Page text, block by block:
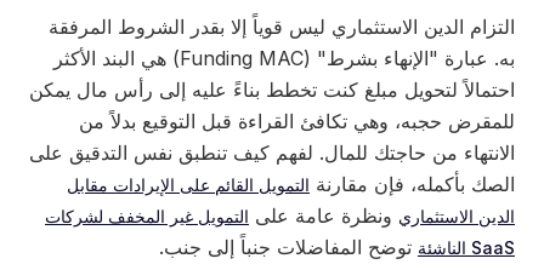
التزام الدين الاستثماري ليس قوياً إلا بقدر الشروط المرفقة
به. عبارة "الإنهاء بشرط" (Funding MAC) هي البند الأكثر
احتمالاً لتحويل مبلغ كنت تخطط بناءً عليه إلى رأس مال يمكن
للمقرض حجبه، وهي تكافئ القراءة قبل التوقيع بدلاً من
الانتهاء من حاجتك للمال. لفهم كيف تنطبق نفس التدقيق على
الصك بأكمله، فإن مقارنة التمويل القائم على الإيرادات مقابل
الدين الاستثماري ونظرة عامة على التمويل غير المخفف لشركات
SaaS الناشئة
توضح المفاضلات جنباً إلى جنب.